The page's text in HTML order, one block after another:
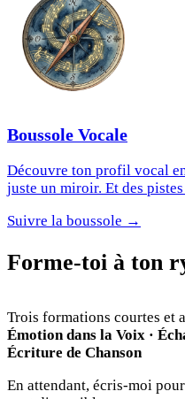
Boussole Vocale
Découvre ton profil vocal
juste un miroir. Et des
Suivre la boussole →
Forme-toi à ton
Trois formations courtes et
Émotion dans la Voix ·
Écriture de Chanson
En attendant, écris-moi